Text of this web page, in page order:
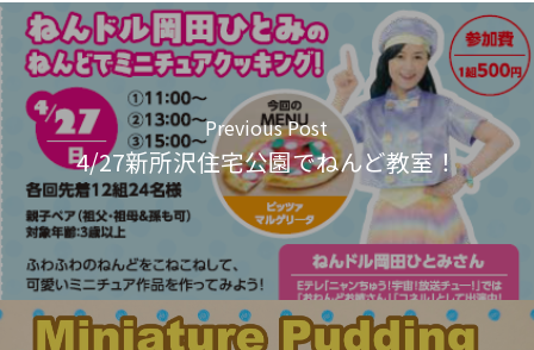
Previous Post
4/27新所沢住宅公園でねんど教室！